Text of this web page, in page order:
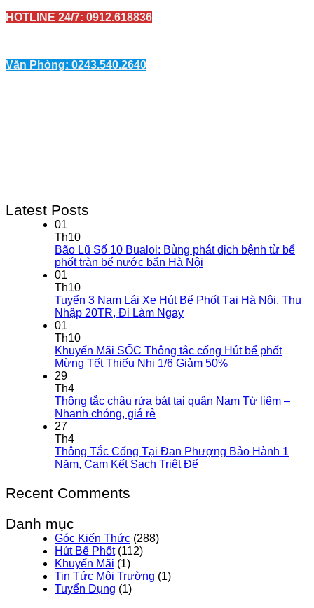
HOTLINE 24/7: 0912.618836
Văn Phòng: 0243.540.2640
Latest Posts
01
Th10
Bão Lũ Số 10 Bualoi: Bùng phát dịch bệnh từ bể
phốt tràn bể nước bẩn Hà Nội
01
Th10
Tuyển 3 Nam Lái Xe Hút Bể Phốt Tại Hà Nội, Thu
Nhập 20TR, Đi Làm Ngay
01
Th10
Khuyến Mãi SỐC Thông tắc cống Hút bể phốt
Mừng Tết Thiếu Nhi 1/6 Giảm 50%
29
Th4
Thông tắc chậu rửa bát tại quận Nam Từ liêm –
Nhanh chóng, giá rẻ
27
Th4
Thông Tắc Cống Tại Đan Phượng Bảo Hành 1
Năm, Cam Kết Sạch Triệt Để
Recent Comments
Danh mục
Góc Kiến Thức (288)
Hút Bể Phốt(112)
Khuyến Mãi (1)
Tin Tức Môi Trường (1)
Tuyển Dụng (1)